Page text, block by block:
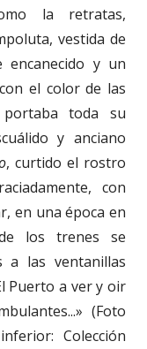
la retratas,
vestida de
y un
el color de las
toda su
y anciano
, curtido el rostro
con
en una época en
los trenes se
a las ventanillas
Puerto a ver y oir
(Foto
Colección